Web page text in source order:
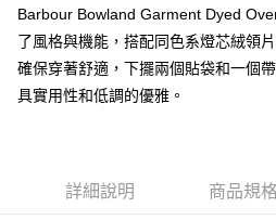
AFTEE先享後付
相關說明
【關於「AFTEE先享後付」】
便利好安心！
【「AFTEE先享後付」結帳流程】
ATM付款
每筆NT$120，滿NT$3,000(含以上)免
Barbour Bowland Garment Dyed
了風格與機能，搭配同色系燈芯絨領
確保穿著舒適，下擺兩個貼袋和一個
具實用性和低調的優雅。
詳細說明 商品規